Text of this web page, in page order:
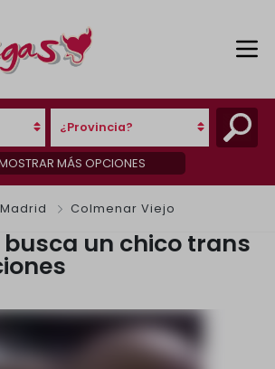
¿Provincia?
MÁS OPCIONES
Madrid Colmenar Viejo
un chico trans